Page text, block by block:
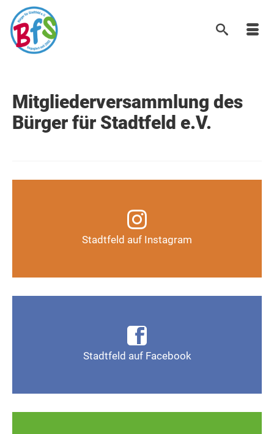
Mitgliederversammlung des
Bürger für Stadtfeld e.V.
Stadtfeld auf Instagram
Instagram-Kanal
Auf Instagram folgen
Stadtfeld auf Facebook
Seite Magdeburg-Stadtfeld